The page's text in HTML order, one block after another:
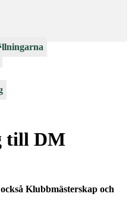
till DM
Klubbmästerskap och